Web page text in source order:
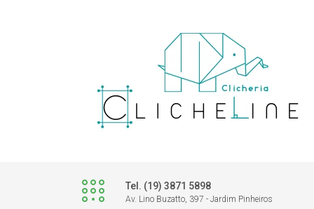
Tel. (19) 3871 5898
Av. Lino Buzatto, 397 - Jardim Pinheiros